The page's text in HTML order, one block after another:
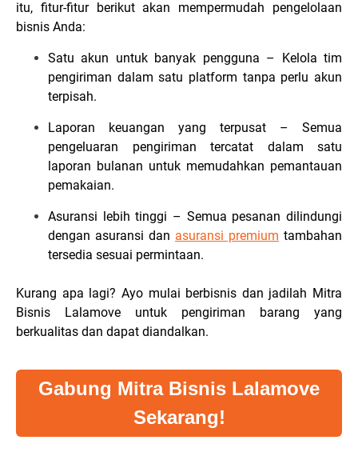
itu, fitur-fitur berikut akan mempermudah pengelolaan
bisnis Anda:
Satu akun untuk banyak pengguna – Kelola tim
pengiriman dalam satu platform tanpa perlu akun
terpisah.
Laporan keuangan yang terpusat – Semua
pengeluaran pengiriman tercatat dalam satu
laporan bulanan untuk memudahkan pemantauan
pemakaian.
Asuransi lebih tinggi – Semua pesanan dilindungi
dengan asuransi dan asuransi premium tambahan
tersedia sesuai permintaan.
Kurang apa lagi? Ayo mulai berbisnis dan jadilah Mitra
Bisnis Lalamove untuk pengiriman barang yang
berkualitas dan dapat diandalkan.
Gabung Mitra Bisnis Lalamove
Sekarang!